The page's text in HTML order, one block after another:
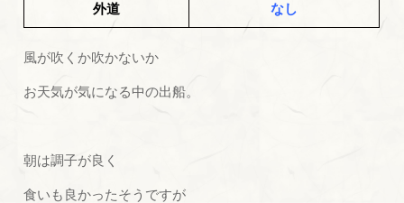
外道 なし
風が吹くか吹かないか
お天気が気になる中の出船。
朝は調子が良く
食いも良かったそうですが